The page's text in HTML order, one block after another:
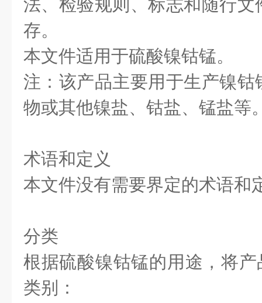
法、检验规则、标志和随行
存。
本文件适用于硫酸镍钴锰。
注：该产品主要用于生产镍
物或其他镍盐、钴盐、锰盐等
术语和定义
本文件没有需要界定的术语和
分类
根据硫酸镍钴锰的用途，将产
类别：